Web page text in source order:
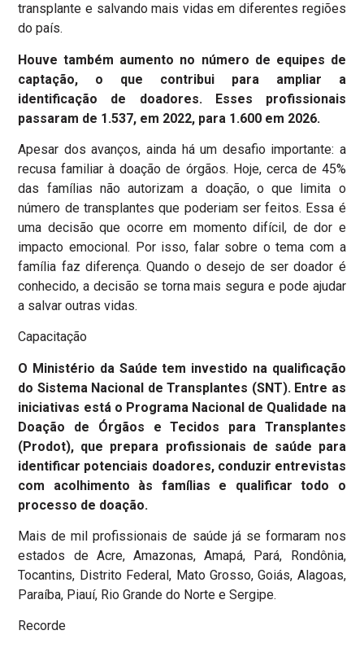
transplante e salvando mais vidas em diferentes regiões
do país.
Houve também aumento no número de equipes de
captação, o que contribui para ampliar a
identificação de doadores. Esses profissionais
passaram de 1.537, em 2022, para 1.600 em 2026.
Apesar dos avanços, ainda há um desafio importante: a
recusa familiar à doação de órgãos. Hoje, cerca de 45%
das famílias não autorizam a doação, o que limita o
número de transplantes que poderiam ser feitos. Essa é
uma decisão que ocorre em momento difícil, de dor e
impacto emocional. Por isso, falar sobre o tema com a
família faz diferença. Quando o desejo de ser doador é
conhecido, a decisão se torna mais segura e pode ajudar
a salvar outras vidas.
Capacitação
O Ministério da Saúde tem investido na qualificação
do Sistema Nacional de Transplantes (SNT). Entre as
iniciativas está o Programa Nacional de Qualidade na
Doação de Órgãos e Tecidos para Transplantes
(Prodot), que prepara profissionais de saúde para
identificar potenciais doadores, conduzir entrevistas
com acolhimento às famílias e qualificar todo o
processo de doação.
Mais de mil profissionais de saúde já se formaram nos
estados de Acre, Amazonas, Amapá, Pará, Rondônia,
Tocantins, Distrito Federal, Mato Grosso, Goiás, Alagoas,
Paraíba, Piauí, Rio Grande do Norte e Sergipe.
Recorde